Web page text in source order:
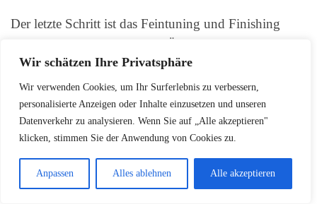
Wir schätzen Ihre Privatsphäre
Wir verwenden Cookies, um Ihr Surferlebnis zu verbessern,
personalisierte Anzeigen oder Inhalte einzusetzen und unseren
Datenverkehr zu analysieren. Wenn Sie auf „Alle akzeptieren"
klicken, stimmen Sie der Anwendung von Cookies zu.
Anpassen Alles ablehnen Alle akzeptieren
Der letzte Schritt ist das Feintuning und Finishing
. Überprüfen Sie, ob alle
Details stimmig sind, und nehmen Sie letzte
Korrekturen vor. Signieren Sie Ihr Werk zum Schluss,
damit es komplett ist.
Mit diesen Tipps werden Sie Schritt für Schritt vom
ersten Skizzentwurf zum fertigen Kunstwerk finden.
Lassen Sie Ihrer Kreativität freien Lauf und genießen